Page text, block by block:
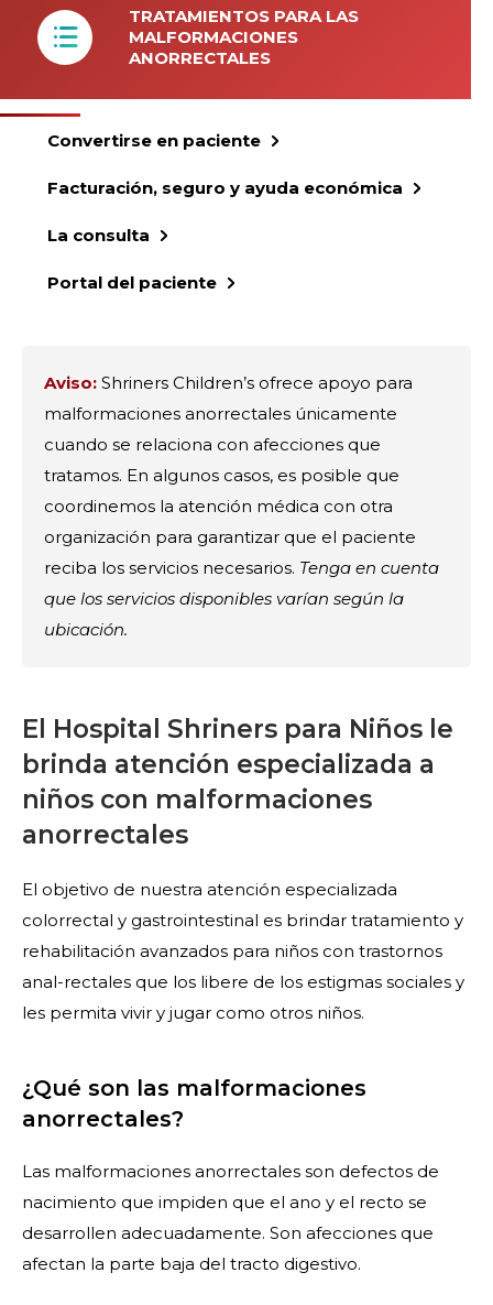
TRATAMIENTOS PARA LAS
MALFORMACIONES
ANORRECTALES
Convertirse en paciente
Facturación, seguro y ayuda económica
La consulta
Portal del paciente
Aviso: Shriners Children’s ofrece apoyo para
malformaciones anorrectales únicamente
cuando se relaciona con afecciones que
tratamos. En algunos casos, es posible que
coordinemos la atención médica con otra
organización para garantizar que el paciente
reciba los servicios necesarios. Tenga en cuenta
que los servicios disponibles varían según la
ubicación.
El Hospital Shriners para Niños le
brinda atención especializada a
niños con malformaciones
anorrectales
El objetivo de nuestra atención especializada
colorrectal y gastrointestinal es brindar tratamiento y
rehabilitación avanzados para niños con trastornos
anal-rectales que los libere de los estigmas sociales y
les permita vivir y jugar como otros niños.
¿Qué son las malformaciones
anorrectales?
Las malformaciones anorrectales son defectos de
nacimiento que impiden que el ano y el recto se
desarrollen adecuadamente. Son afecciones que
afectan la parte baja del tracto digestivo.